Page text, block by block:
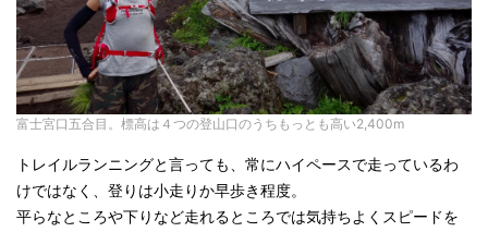
富士宮口五合目。標高は４つの登山口のうちもっとも高い2,400m
トレイルランニングと言っても、常にハイペースで走っているわ
けではなく、登りは小走りか早歩き程度。
平らなところや下りなど走れるところでは気持ちよくスピードを